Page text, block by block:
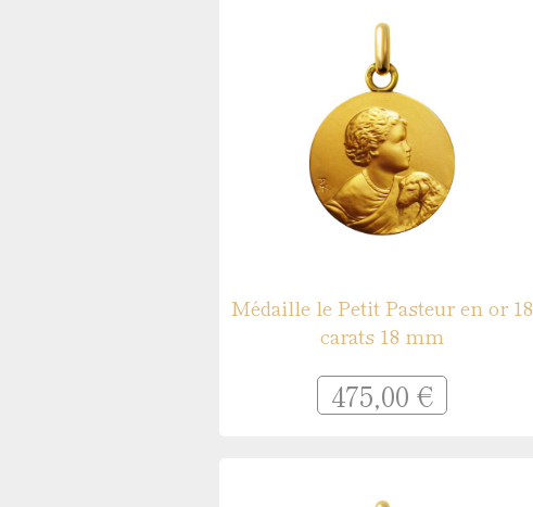
Médaille le Petit Pasteur en or 18
carats 18 mm
475,00 €